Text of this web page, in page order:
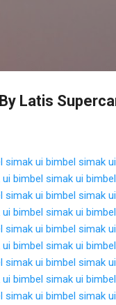
Latis
simak ui bimbel simak ui
bimbel simak ui
simak ui bimbel simak ui
bimbel simak ui
simak ui bimbel simak ui
bimbel simak ui
simak ui bimbel simak ui
bimbel simak ui
simak ui bimbel simak ui